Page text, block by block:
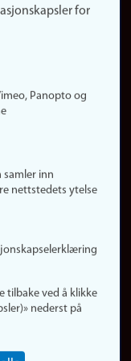
for
Panopto og
samler inn
nettstedets ytelse
tilbake ved å klikke
nederst på